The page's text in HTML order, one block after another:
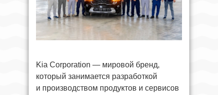
Kia Corporation — мировой бренд,
который занимается разработкой
и производством продуктов и сервисов